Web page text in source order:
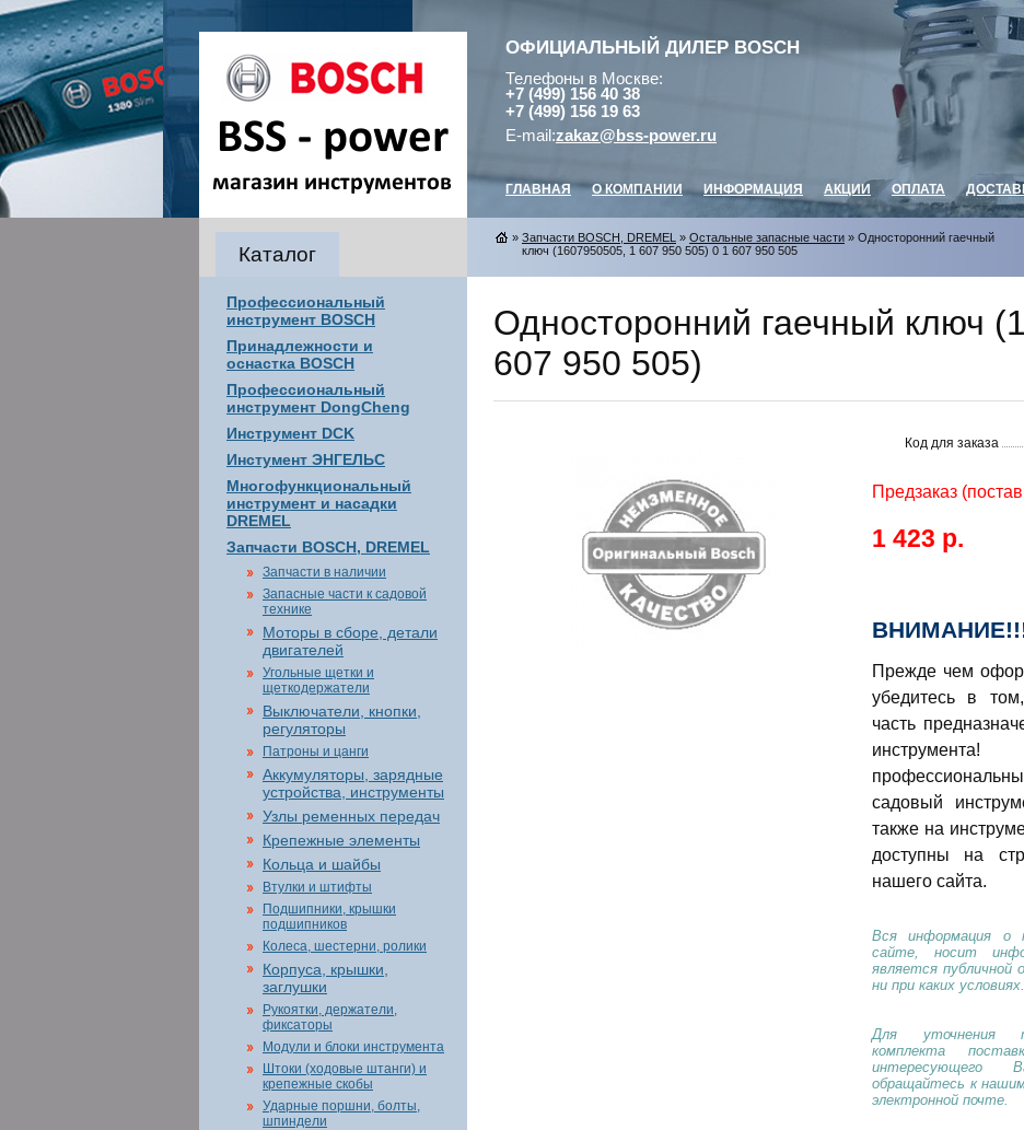
ОФИЦИАЛЬНЫЙ ДИЛЕР BOSCH
Телефоны в Москве:
+7 (499) 156 40 38
+7 (499) 156 19 63
E-mail:zakaz@bss-power.ru
ГЛАВНАЯ О КОМПАНИИ ИНФОРМАЦИЯ АКЦИИ ОПЛАТА
Каталог
Профессиональный
инструмент BOSCH
Принадлежности и
оснастка BOSCH
Профессиональный
инструмент DongCheng
Инструмент DCK
Инстумент ЭНГЕЛЬС
Многофункциональный
инструмент и насадки
DREMEL
Запчасти BOSCH, DREMEL
Запчасти в наличии
Запасные части к садовой
технике
Моторы в сборе, детали
двигателей
Угольные щетки и
щеткодержатели
Выключатели, кнопки,
регуляторы
Патроны и цанги
Аккумуляторы, зарядные
устройства, инструменты
Узлы ременных передач
Крепежные элементы
Кольца и шайбы
Втулки и штифты
Подшипники, крышки
подшипников
Колеса, шестерни, ролики
Корпуса, крышки,
заглушки
Рукоятки, держатели,
фиксаторы
Модули и блоки инструмента
Штоки (ходовые штанги) и
крепежные скобы
Ударные поршни, болты,
шпиндели
» Запчасти BOSCH, DREMEL » Остальные запасные части » Односторонний гаечный
ключ (1607950505, 1 607 950 505) 0 1 607 950 505
Односторонний гаечный ключ
607 950 505)
Код для заказа
Предзаказ
1 423 р.
Прежде чем
убедитесь в
часть
садовый
также на
доступны на
нашего сайта.
Вся информация о
сайте, носит
является
ни при каких условиях.
Для уточнения
комплекта
интересующего
обращайтесь к
электронной почте.